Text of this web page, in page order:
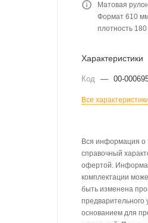
Матовая
Формат 610
плотность 180
Характеристики
Код — 00-
Все характеристики
Вся информация о
справочный
офертой.
комплектации
быть изменена
основанием для